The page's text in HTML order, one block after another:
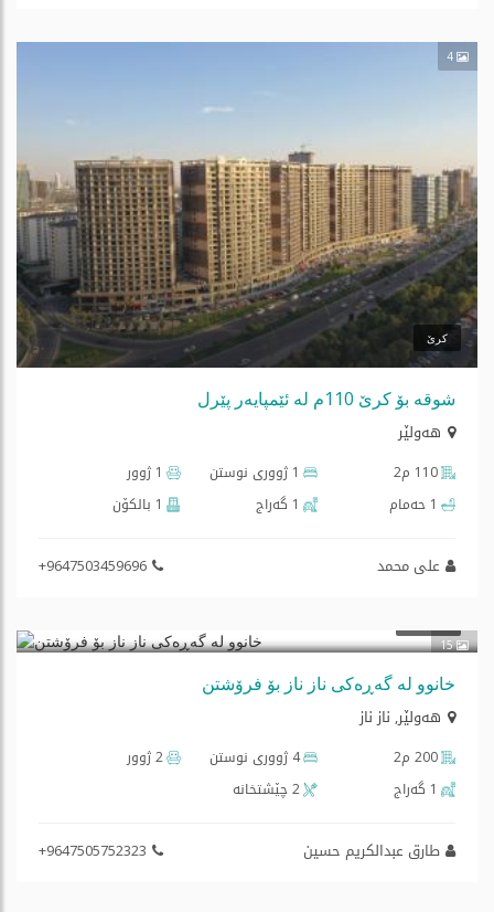
4
کرێ
شوقە بۆ کرێ 110م لە ئێمپایەر پێرل
هه‌ولێر
110 م2 1 ژووری نوستن
1 ژوور
1 حەمام
1 گه‌راج 1 بالكۆن
علی محمد +9647503459696
15
خانوو لە گەڕەکی ناز ناز بۆ فرۆشتن
هه‌ولێر, ناز ناز
200 م2 4 ژووری نوستن
2 ژوور
1 گه‌راج
2 چێشتخانه‌
طارق عبدالکریم حسین +9647505752323